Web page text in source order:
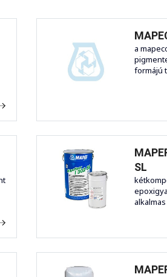
a
formájú
SL